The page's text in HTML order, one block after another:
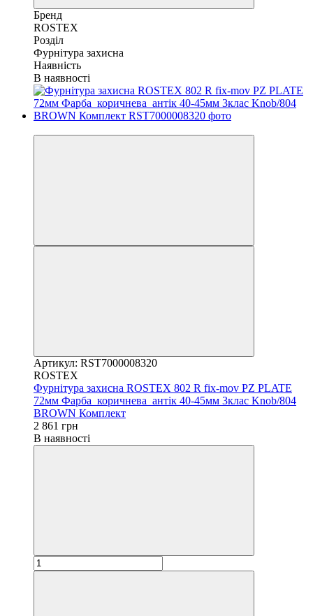
Бренд
ROSTEX
Розділ
Фурнітура захисна
Наявність
В наявності
Артикул: RST7000008320
ROSTEX
Фурнітура захисна ROSTEX 802 R fix-mov PZ PLATE
72мм Фарба_коричнева_антік 40-45мм 3клас Knob/804
BROWN Комплект
2 861 грн
В наявності